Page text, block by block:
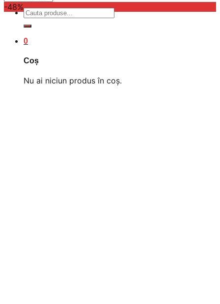
Caută
0
Coș
Nu ai niciun produs în coș.
-48%